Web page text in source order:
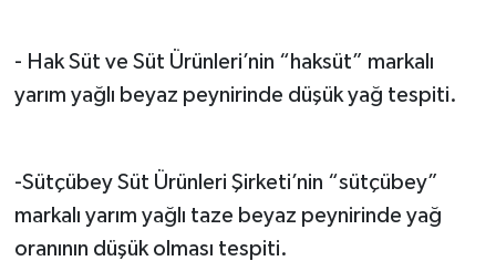
- Hak Süt ve Süt Ürünleri’nin “haksüt” markalı
yarım yağlı beyaz peynirinde düşük yağ tespiti.
-Sütçübey Süt Ürünleri Şirketi’nin “sütçübey”
markalı yarım yağlı taze beyaz peynirinde yağ
oranının düşük olması tespiti.